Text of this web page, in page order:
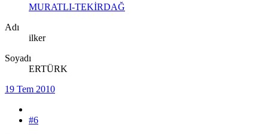
MURATLI-TEKİRDAĞ
Adı
ilker
Soyadı
ERTÜRK
19 Tem 2010
#6